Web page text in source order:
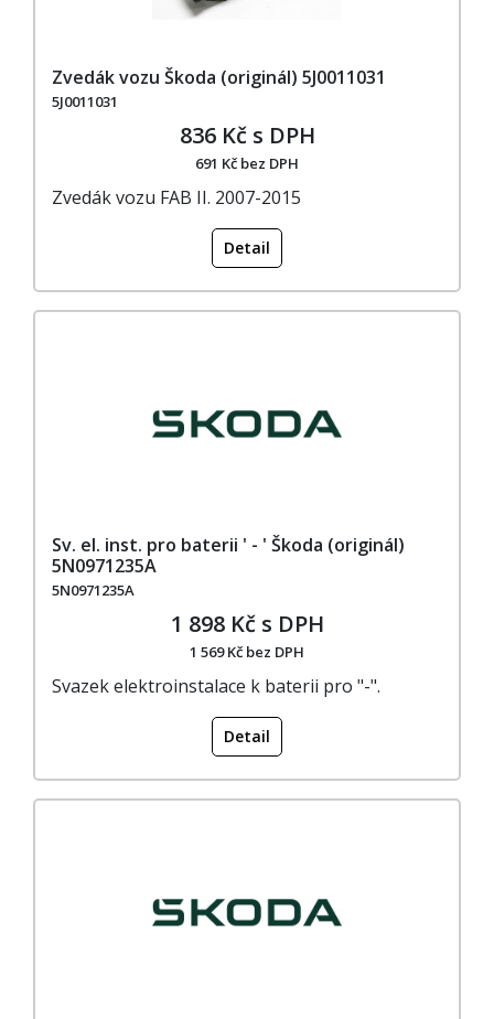
Zvedák vozu Škoda (originál) 5J0011031
5J0011031
836 Kč s DPH
691 Kč bez DPH
Zvedák vozu FAB II. 2007-2015
Detail
Sv. el. inst. pro baterii ' - ' Škoda (originál)
5N0971235A
5N0971235A
1 898 Kč s DPH
1 569 Kč bez DPH
Svazek elektroinstalace k baterii pro "-".
Detail